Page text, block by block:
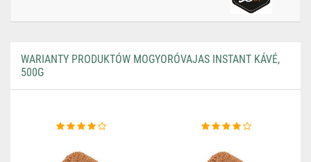
WARIANTY PRODUKTÓW MOGYORÓVAJAS INSTANT KÁVÉ,
500G